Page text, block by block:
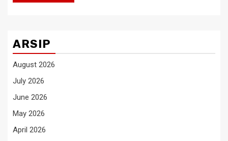
ARSIP
August 2026
July 2026
June 2026
May 2026
April 2026